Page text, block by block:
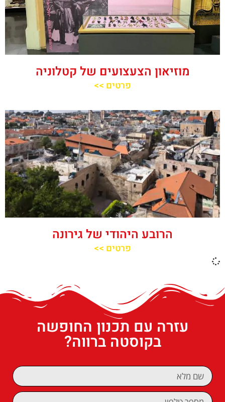
מוזיאון הצעצועים של קטלוניה
פרטים >>
הרובע היהודי של גירונה
פרטים >>
עזרה עם תכנון החופשה
בקוסטה ברווה?